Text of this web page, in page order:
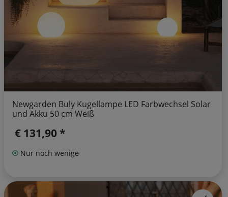
Newgarden Buly Kugellampe LED Farbwechsel Solar
und Akku 50 cm Weiß
€ 131,90 *
Nur noch wenige